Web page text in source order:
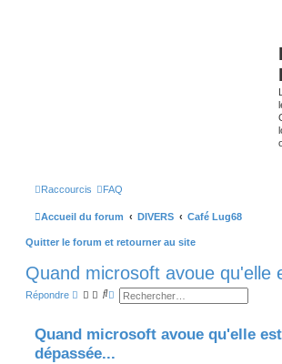
Raccourcis FAQ
Accueil du forum DIVERS Café Lug68
Quitter le forum et retourner au site
Quand microsoft avoue qu'elle
Répondre
R
e
c
R
e
c
Quand microsoft avoue qu'elle est
dépassée...